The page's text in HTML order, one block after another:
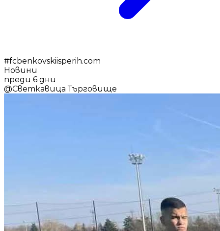
#fcbenkovskiisperih.com
Новини
преди 6 дни
@Светкавица Търговище